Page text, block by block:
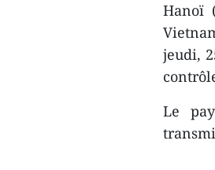
Hanoï
jeudi,
Le